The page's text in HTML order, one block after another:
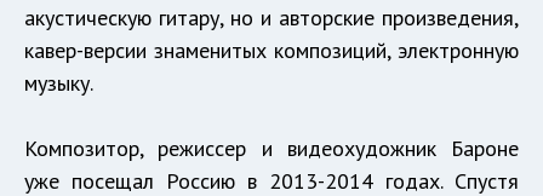
акустическую гитару, но и авторские произведения,
кавер-версии знаменитых композиций, электронную
музыку.
Композитор, режиссер и видеохудожник Бароне
уже посещал Россию в 2013-2014 годах. Спустя